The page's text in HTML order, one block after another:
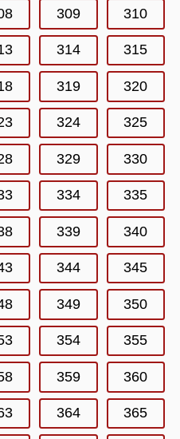
309 310
314 315
319 320
324 325
329 330
334 335
339 340
344 345
349 350
354 355
359 360
364 365